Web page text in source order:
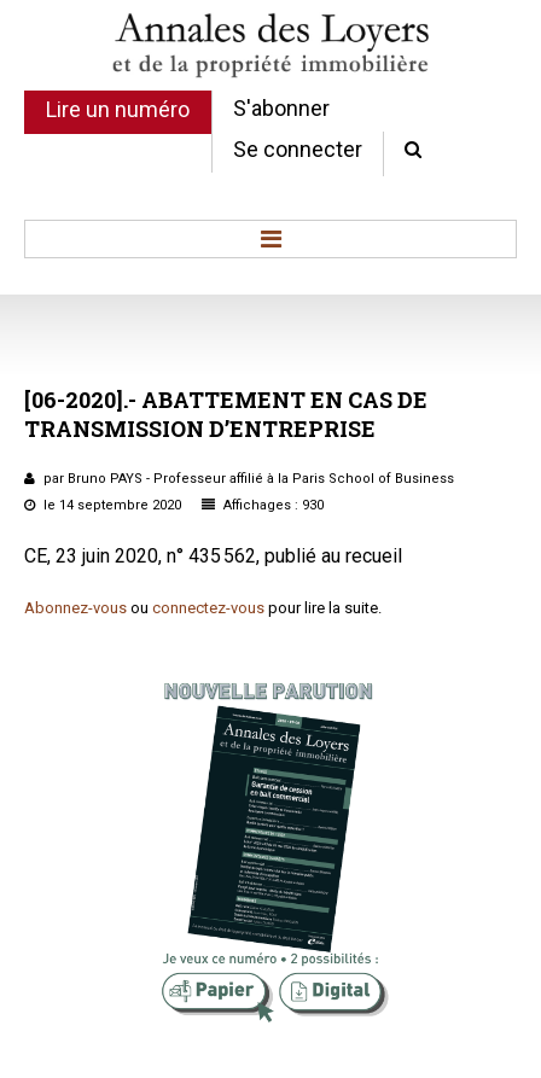
Lire un numéro
S'abonner
Se connecter
Sommaires
Chroniques
Etudes de texte
Réponses ministérielles
Formez-vous !
[06-2020].- ABATTEMENTEN CASDE
TRANSMISSION D’ENTREPRISE
par Bruno PAYS - Professeur affilié à la Paris School of Business
le 14 septembre 2020
Affichages : 930
CE, 23 juin 2020, n° 435 562, publié au recueil
Abonnez-vous ou connectez-vous pour lire la suite.